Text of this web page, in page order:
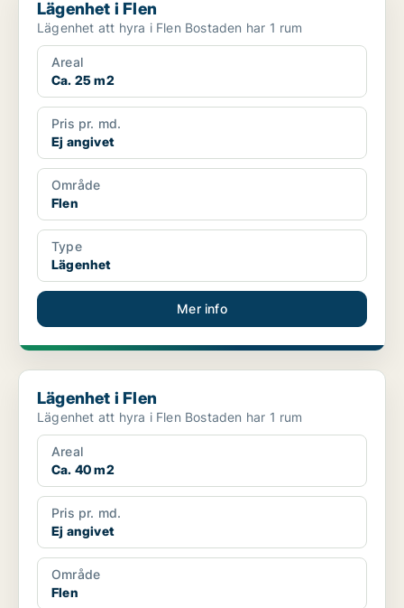
Lägenhet i Flen
Lägenhet att hyra i Flen Bostaden har 1 rum
Areal
Ca. 25 m2
Pris pr. md.
Ej angivet
Område
Flen
Type
Lägenhet
Mer info
Lägenhet i Flen
Lägenhet i Flen
Lägenhet att hyra i Flen Bostaden har 1 rum
Areal
Ca. 40 m2
Pris pr. md.
Ej angivet
Område
Flen